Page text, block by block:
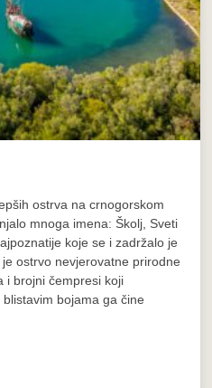
ostrva na crnogorskom
mnoga imena: Školj, Sveti
koje se i zadržalo je
ostrvo nevjerovatne prirodne
i brojni čempresi koji
bojama ga čine